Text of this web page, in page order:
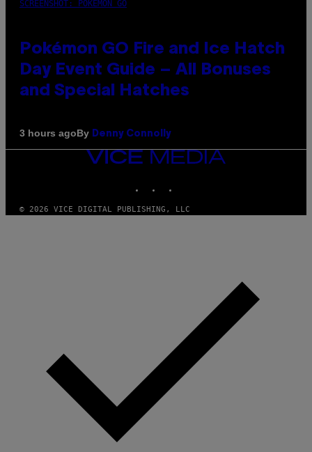
SCREENSHOT: POKEMON GO
Pokémon GO Fire and Ice Hatch
Day Event Guide – All Bonuses
and Special Hatches
3 hours agoBy Denny Connolly
VICE
MEDIA
© 2026 VICE DIGITAL PUBLISHING, LLC